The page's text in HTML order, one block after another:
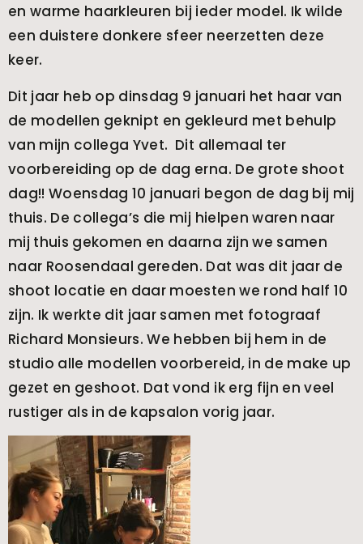
en warme haarkleuren bij ieder model. Ik wilde
een duistere donkere sfeer neerzetten deze
keer.
Dit jaar heb op dinsdag 9 januari het haar van
de modellen geknipt en gekleurd met behulp
van mijn collega Yvet. Dit allemaal ter
voorbereiding op de dag erna. De grote shoot
dag!! Woensdag 10 januari begon de dag bij mij
thuis. De collega’s die mij hielpen waren naar
mij thuis gekomen en daarna zijn we samen
naar Roosendaal gereden. Dat was dit jaar de
shoot locatie en daar moesten we rond half 10
zijn. Ik werkte dit jaar samen met fotograaf
Richard Monsieurs. We hebben bij hem in de
studio alle modellen voorbereid, in de make up
gezet en geshoot. Dat vond ik erg fijn en veel
rustiger als in de kapsalon vorig jaar.